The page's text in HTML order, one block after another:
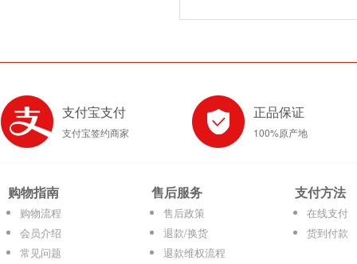
支付宝支付
支付宝签约商家
正品保证
100%原产地
购物指南
购物流程
会员介绍
常见问题
售后服务
售后政策
退款/换货
退款维权流程
支付方法
在线支付
货到付款